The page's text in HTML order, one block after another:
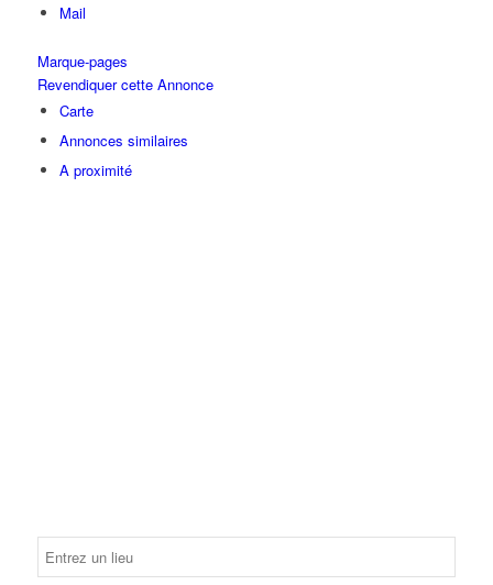
Mail
Marque-pages
Revendiquer cette Annonce
Carte
Annonces similaires
A proximité